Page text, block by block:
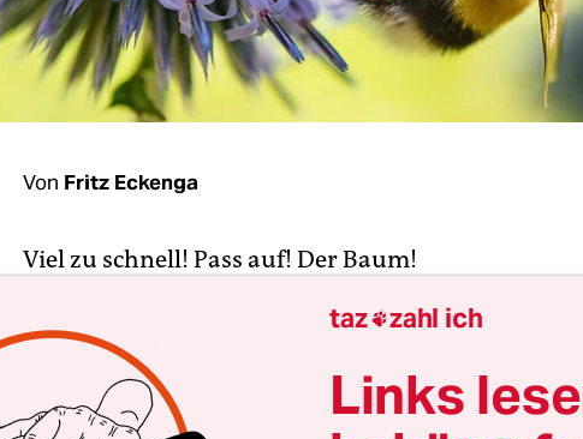
Von Fritz Eckenga
Viel zu schnell! Pass auf! Der Baum!
Brems, kehr um, das schaffst du kaum.
taz zahl ich
Links